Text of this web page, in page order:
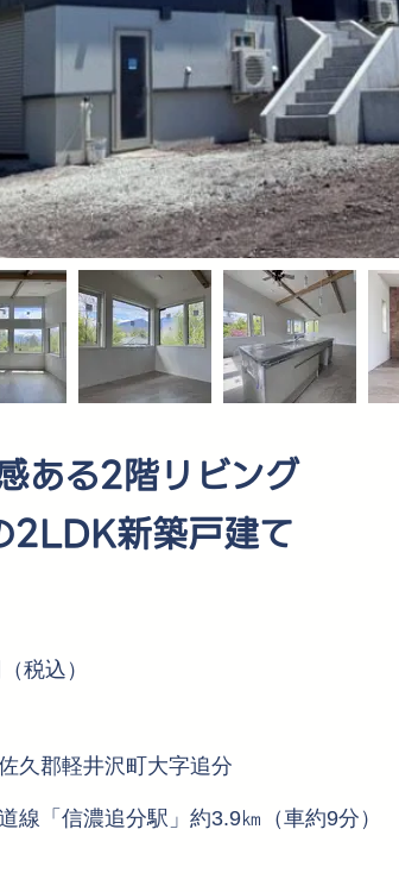
ある2階リビング
2LDK新築戸建て
税込）
久郡軽井沢町大字追分
線「信濃追分駅」約3.9㎞（車約9分）